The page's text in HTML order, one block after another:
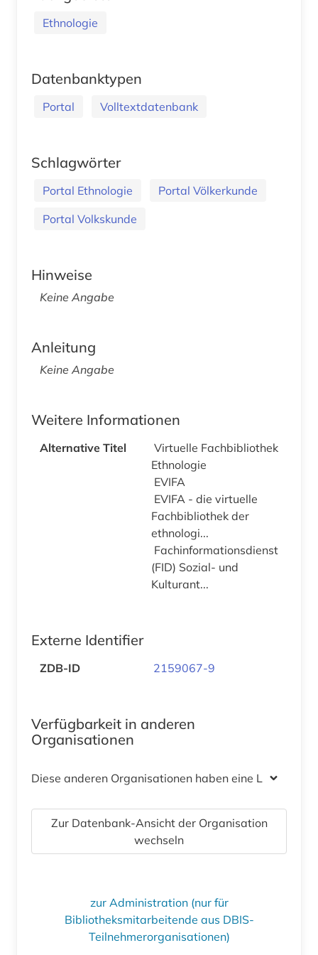
Ethnologie
Datenbanktypen
Portal Volltextdatenbank
Schlagwörter
Portal Ethnologie
Portal Völkerkunde
Portal Volkskunde
Hinweise
Keine Angabe
Anleitung
Keine Angabe
Weitere Informationen
Alternative Titel
Virtuelle Fachbibliothek
Ethnologie
EVIFA
EVIFA - die virtuelle
Fachbibliothek der
ethnologi...
Fachinformationsdienst
(FID) Sozial- und
Kulturant...
Externe Identifier
ZDB-ID 2159067-9
Verfügbarkeit in anderen
Organisationen
Diese anderen Organisationen haben eine Lizenz
Zur Datenbank-Ansicht der Organisation
wechseln
zur Administration (nur für
Bibliotheksmitarbeitende aus DBIS-
Teilnehmerorganisationen)